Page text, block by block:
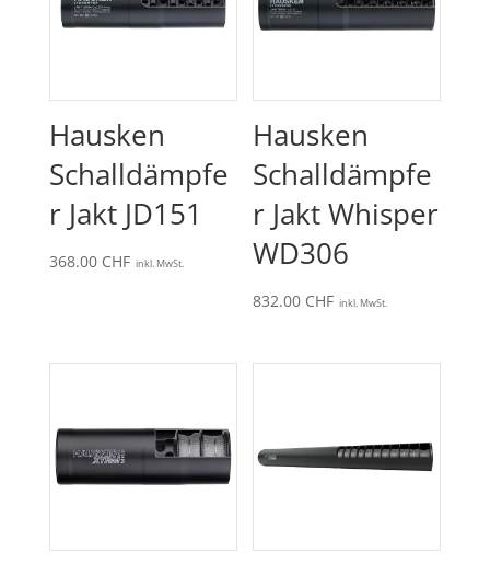
Hausken
Schalldämpfe
r Jakt JD151
368.00 CHF inkl. MwSt.
Hausken
Schalldämpfe
r Jakt Whisper
WD306
832.00 CHF inkl. MwSt.